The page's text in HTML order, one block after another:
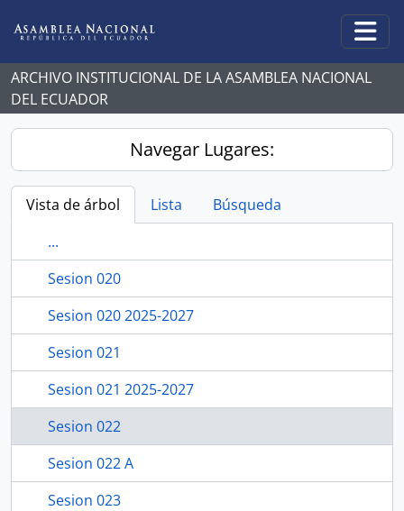
ARCHIVO INSTITUCIONAL DE LA ASAMBLEA NACIONAL
DEL ECUADOR
Navegar Lugares:
Vista de árbol Lista
Búsqueda
...
Sesion 020
Sesion 020 2025-2027
Sesion 021
Sesion 021 2025-2027
Sesion 022
Sesion 022 A
Sesion 023